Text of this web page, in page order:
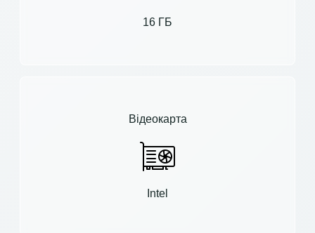
16 ГБ
Відеокарта
Intel